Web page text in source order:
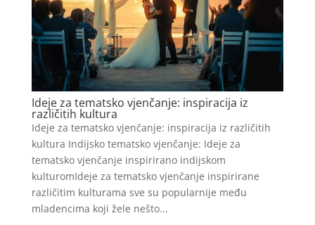
Ideje za tematsko vjenčanje: inspiracija iz
različitih kultura
Ideje za tematsko vjenčanje: inspiracija iz različitih
kultura Indijsko tematsko vjenčanje: Ideje za
tematsko vjenčanje inspirirano indijskom
kulturomIdeje za tematsko vjenčanje inspirirane
različitim kulturama sve su popularnije među
mladencima koji žele nešto...